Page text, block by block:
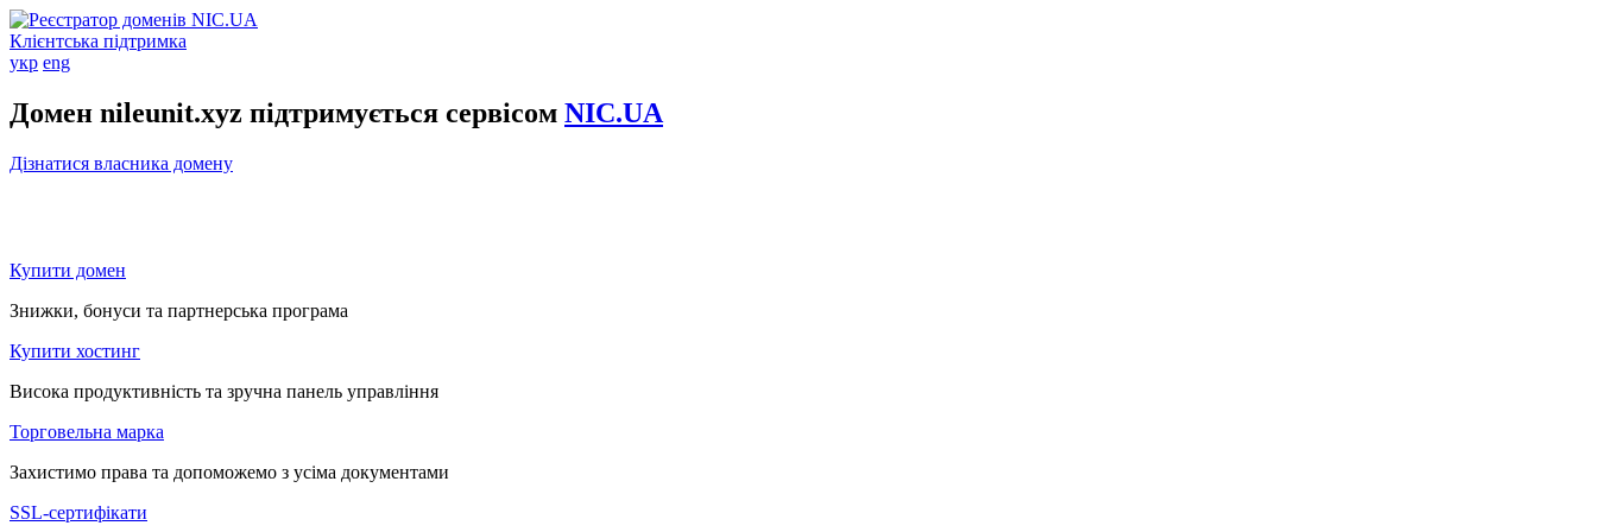
Клієнтська підтримка
укр eng
Домен nileunit.xyz підтримується сервісом NIC.UA
Дізнатися власника домену
Купити домен
Знижки, бонуси та партнерська програма
Купити хостинг
Висока продуктивність та зручна панель управління
Торговельна марка
Захистимо права та допоможемо з усіма документами
SSL-сертифікати